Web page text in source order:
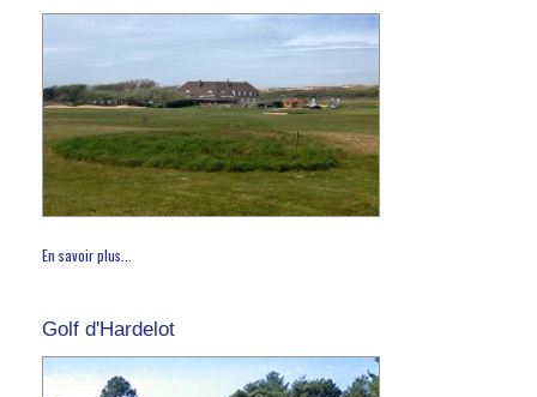
En savoir plus...
Golf d'Hardelot